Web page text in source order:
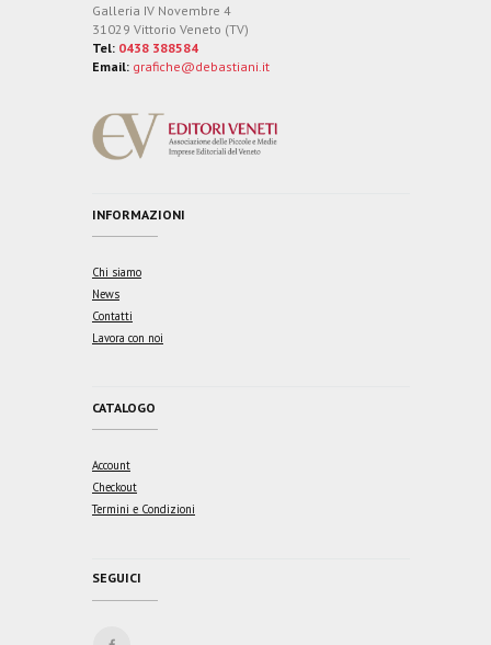
Galleria IV Novembre 4
31029 Vittorio Veneto (TV)
Tel: 0438 388584
Email: grafiche@debastiani.it
INFORMAZIONI
Chi siamo
News
Contatti
Lavora con noi
CATALOGO
Account
Checkout
Termini e Condizioni
SEGUICI